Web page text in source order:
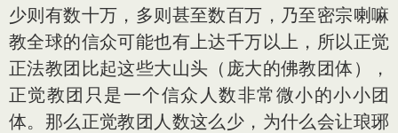
少则有数十万，多则甚至数百万，乃至密宗喇嘛
教全球的信众可能也有上达千万以上，所以正觉
正法教团比起这些大山头（庞大的佛教团体），
正觉教团只是一个信众人数非常微小的小小团
体。那么正觉教团人数这么少，为什么会让琅琊